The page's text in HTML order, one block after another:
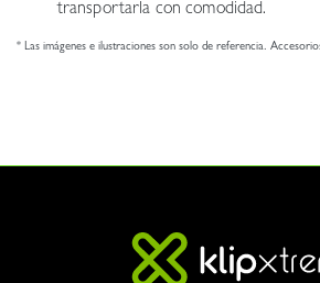
transportarla con comodidad.
* Las imágenes e ilustraciones son solo de referencia.